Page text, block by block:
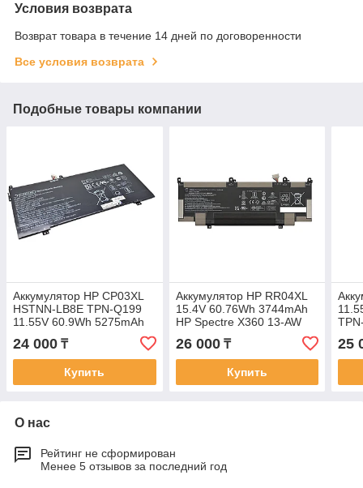
Условия возврата
Возврат товара в течение 14 дней по договоренности
Все условия возврата
Подобные товары компании
Аккумулятор HP CP03XL
HSTNN-LB8E TPN-Q199
11.55V 60.9Wh 5275mAh
HP Spectre X360 13-AE
батарея аккумулятор
24 000 ₸
Купить
Аккумулятор HP RR04XL
15.4V 60.76Wh 3744mAh
HP Spectre X360 13-AW
батарея аккумулятор
ORIGINAL
26 000₸
Купить
13-
25
О нас
Рейтинг не сформирован
Менее 5 отзывов за последний год